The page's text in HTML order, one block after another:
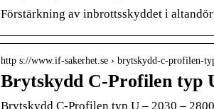
Förstärkning av inbrottsskyddet i
http s://www.if-sakerhet.se › brytskydd-c-profilen-
Brytskydd C-Profilen typ
Brytskydd C-Profilen typ U – 2030 –